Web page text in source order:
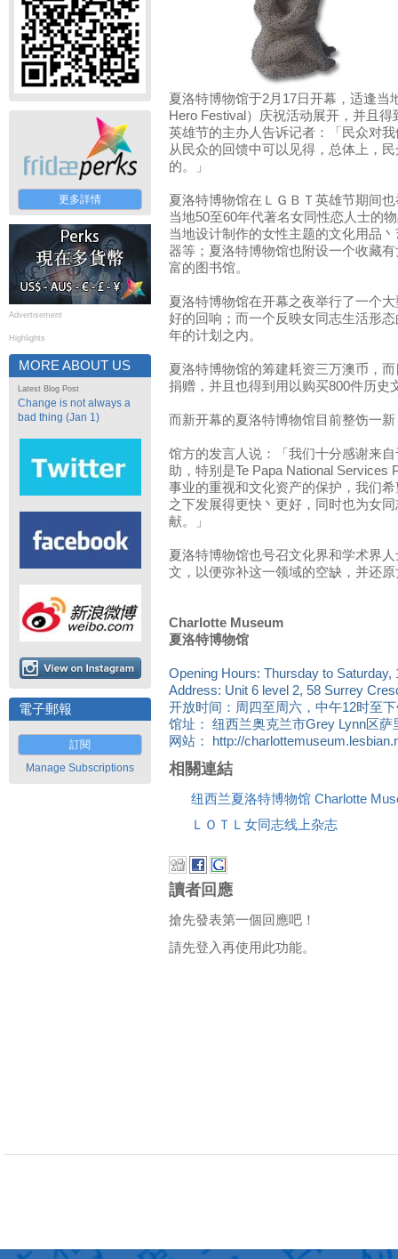
更多詳情
Advertisement
Highlights
MORE ABOUT US
Latest Blog Post
Change is not always a
bad thing (Jan 1)
電子郵報
訂閱
Manage Subscriptions
夏洛特博物馆于2月17日开幕，适逢当
Hero Festival）庆祝活动展开，并且
英雄节的主办人告诉记者：「民众对
从民众的回馈中可以见得，总体上，
的。」
夏洛特博物馆在ＬＧＢＴ英雄节期间
当地50至60年代著名女同性恋人士的
当地设计制作的女性主题的文化用品
器等；夏洛特博物馆也附设一个收藏
富的图书馆。
夏洛特博物馆在开幕之夜举行了一个
好的回响；而一个反映女同志生活形
年的计划之内。
夏洛特博物馆的筹建耗资三万澳币，
捐赠，并且也得到用以购买800件历史
而新开幕的夏洛特博物馆目前整饬一
馆方的发言人说：「我们十分感谢来
助，特别是Te Papa National Services
事业的重视和文化资产的保护，我们
之下发展得更快丶更好，同时也为女
献。」
夏洛特博物馆也号召文化界和学术界
文，以便弥补这一领域的空缺，并还
Charlotte Museum
夏洛特博物馆
Opening Hours: Thursday to Saturday,
Address: Unit 6 level 2, 58 Surrey
开放时间：周四至周六，中午12时至
馆址： 纽西兰奥克兰市Grey Lynn区萨
网站： http://
相關連結
纽西兰夏洛特博物馆 Charlotte
ＬＯＴＬ女同志线上杂志
讀者回應
搶先發表第一個回應吧！
請先登入再使用此功能。